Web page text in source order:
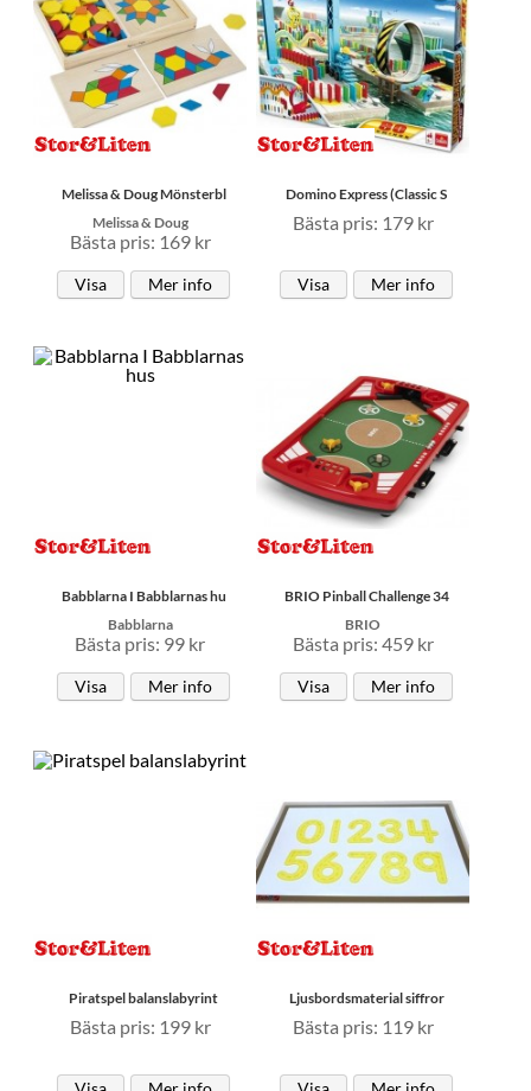
Melissa & Doug Mönsterbl
Melissa & Doug
Bästa pris: 169 kr
Visa Mer info
Domino Express (Classic S
Bästa pris: 179 kr
Visa Mer info
Babblarna I Babblarnas hu
Babblarna
Bästa pris: 99 kr
Visa Mer info
BRIO Pinball Challenge 34
BRIO
Bästa pris: 459 kr
Visa Mer info
Piratspel balanslabyrint
Bästa pris: 199 kr
Ljusbordsmaterial siffror
Bästa pris: 119 kr